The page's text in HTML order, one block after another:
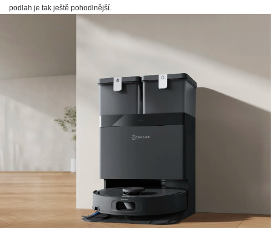
podlah je tak ještě pohodlnější.